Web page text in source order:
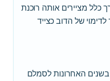
כלל מציירים אותה רוכנת
לדימוי של הדוב כצייד
בשנים האחרונות לסמלם